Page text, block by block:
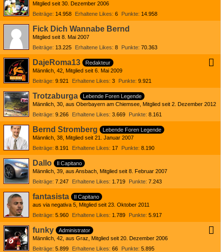
Mitglied seit 30. Dezember 2006
Beiträge 14.958 Erhaltene Likes 6 Punkte 14.958
Fick Dich Wannabe Bernd
Mitglied seit 8. Mai 2007
Beiträge 13.225 Erhaltene Likes 8 Punkte 70.363
DajeRoma13
Redakteur
Männlich 42 Mitglied seit 6. Mai 2009
Beiträge 9.921 Erhaltene Likes 3 Punkte 9.921
Trotzaburga
Lebende Foren Legende
Männlich 30 aus Oberbayern am Chiemsee Mitglied seit 2. Dezember 2012
Beiträge 9.266 Erhaltene Likes 3.669 Punkte 8.161
Bernd Stromberg
Lebende Foren Legende
Männlich 38 Mitglied seit 21. Januar 2007
Beiträge 8.191 Erhaltene Likes 17 Punkte 8.190
Dallo
Il Capitano
Männlich 39 aus Ansbach Mitglied seit 8. Februar 2007
Beiträge 7.247 Erhaltene Likes 1.719 Punkte 7.243
fantasista
Il Capitano
aus via negativa 5 Mitglied seit 23. Oktober 2011
Beiträge 5.960 Erhaltene Likes 1.789 Punkte 5.917
funky
Administrator
Männlich 42 aus Graz Mitglied seit 20. Dezember 2006
Beiträge 5.899 Erhaltene Likes 66 Punkte 5.895